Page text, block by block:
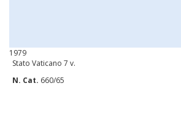
1979
Stato Vaticano 7 v.
N. Cat. 660/65